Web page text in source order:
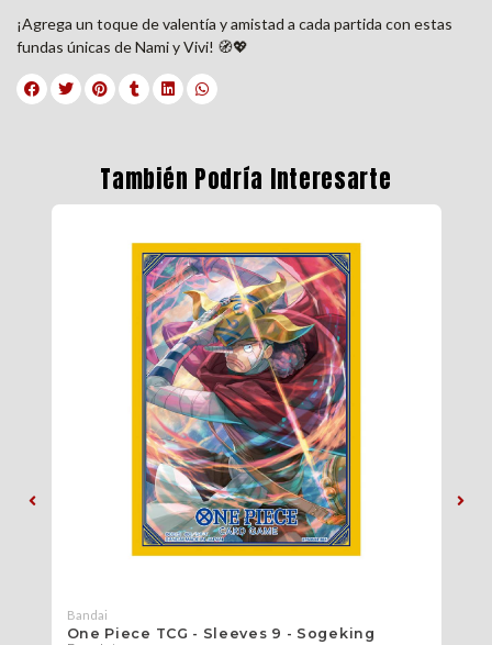
¡Agrega un toque de valentía y amistad a cada partida con estas
fundas únicas de Nami y Vivi! 🧭💖
También Podría Interesarte
Bandai
One Piece TCG - Sleeves 9 - Sogeking